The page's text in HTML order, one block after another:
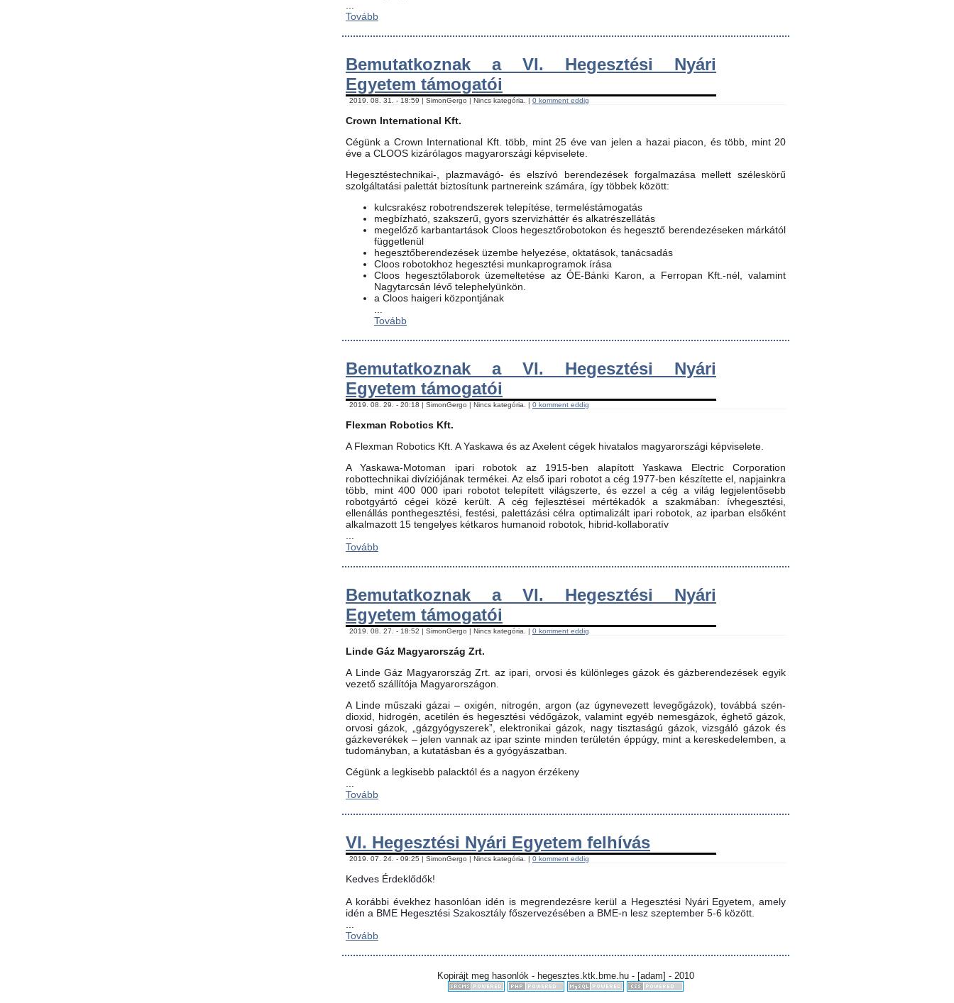
Tovább
Bemutatkoznak a VI. Hegesztési Nyári
Egyetem támogatói
2019. 08. 31. - 18:59 | SimonGergo | Nincs kategória. | 0 komment eddig
Crown International Kft.
Cégünk a Crown International Kft. több, mint 25 éve van jelen a hazai piacon, és több, mint 20
éve a CLOOS kizárólagos magyarországi képviselete.
Hegesztéstechnikai-, plazmavágó- és elszívó berendezések forgalmazása mellett széleskörű
szolgáltatási palettát biztosítunk partnereink számára, így többek között:
kulcsrakész robotrendszerek telepítése, termeléstámogatás
megbízható, szakszerű, gyors szervizháttér és alkatrészellátás
megelőző karbantartások Cloos hegesztőrobotokon és hegesztő berendezéseken márkától
függetlenül
hegesztőberendezések üzembe helyezése, oktatások, tanácsadás
Cloos robotokhoz hegesztési munkaprogramok írása
Cloos hegesztőlaborok üzemeltetése az ÓE-Bánki Karon, a Ferropan Kft.-nél, valamint
Nagytarcsán lévő telephelyünkön.
a Cloos haigeri központjának
Tovább
Bemutatkoznak a VI. Hegesztési Nyári
Egyetem támogatói
2019. 08. 29. - 20:18 | SimonGergo | Nincs kategória. | 0 komment eddig
Flexman Robotics Kft.
A Flexman Robotics Kft. A Yaskawa és az Axelent cégek hivatalos magyarországi képviselete.
A Yaskawa-Motoman ipari robotok az 1915-ben alapított Yaskawa Electric Corporation
robottechnikai divíziójának termékei. Az első ipari robotot a cég 1977-ben készítette el, napjainkra
több, mint 400 000 ipari robotot telepített világszerte, és ezzel a cég a világ legjelentősebb
robotgyártó cégei közé került. A cég fejlesztései mértékadók a szakmában: ívhegesztési,
ellenállás ponthegesztési, festési, palettázási célra optimalizált ipari robotok, az iparban elsőként
alkalmazott 15 tengelyes kétkaros humanoid robotok, hibrid-kollaboratív
Tovább
Bemutatkoznak a VI. Hegesztési Nyári
Egyetem támogatói
2019. 08. 27. - 18:52 | SimonGergo | Nincs kategória. | 0 komment eddig
Linde Gáz Magyarország Zrt.
A Linde Gáz Magyarország Zrt. az ipari, orvosi és különleges gázok és gázberendezések egyik
vezető szállítója Magyarországon.
A Linde műszaki gázai – oxigén, nitrogén, argon (az úgynevezett levegőgázok), továbbá szén-
dioxid, hidrogén, acetilén és hegesztési védőgázok, valamint egyéb nemesgázok, éghető gázok,
orvosi gázok, „gázgyógyszerek”, elektronikai gázok, nagy tisztaságú gázok, vizsgáló gázok és
gázkeverékek – jelen vannak az ipar szinte minden területén éppúgy, mint a kereskedelemben, a
tudományban, a kutatásban és a gyógyászatban.
Cégünk a legkisebb palacktól és a nagyon érzékeny
Tovább
VI. Hegesztési Nyári Egyetem felhívás
2019. 07. 24. - 09:25 | SimonGergo | Nincs kategória. | 0 komment eddig
Kedves Érdeklődők!
A korábbi évekhez hasonlóan idén is megrendezésre kerül a Hegesztési Nyári Egyetem, amely
idén a BME Hegesztési Szakosztály főszervezésében a BME-n lesz szeptember 5-6 között.
Tovább
Kopirájt meg hasonlók - hegesztes.ktk.bme.hu - [adam] - 2010